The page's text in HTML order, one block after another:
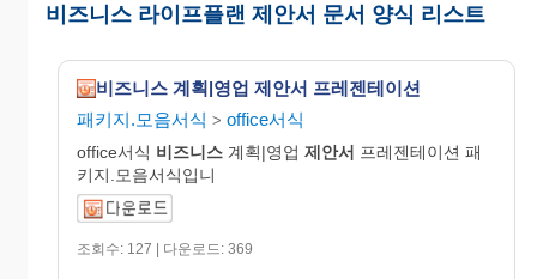
비즈니스 라이프플랜 제안서 문서 양식 리스트
비즈니스 계획|영업 제안서 프레젠테이션
패키지.모음서식 > office서식
office서식 비즈니스 계획|영업 제안서 프레젠테이션 패
키지.모음서식입니
조회수: 127 | 다운로드: 369